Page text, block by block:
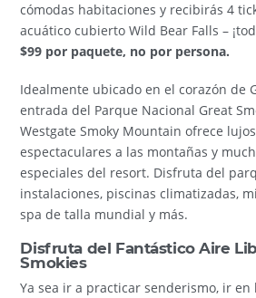
cómodas habitaciones y recibirás 4
acuático cubierto Wild Bear Falls –
$99 por paquete, no por persona.
Idealmente ubicado en el corazón de
entrada del Parque Nacional Great
Westgate Smoky Mountain ofrece
espectaculares a las montañas y
especiales del resort. Disfruta del
instalaciones, piscinas climatizadas,
spa de talla mundial y más.
Disfruta del Fantástico Aire
Smokies
Ya sea ir a practicar senderismo, ir